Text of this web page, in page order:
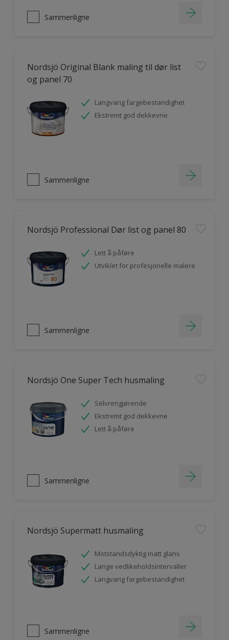
Sammenligne
Nordsjö Original Blank maling til dør list
og panel 70
Langvarig fargebestandighet
Ekstremt god dekkevne
Sammenligne
Nordsjö Professional Dør list og panel 80
Lett å påføre
Utviklet for profesjonelle malere
Sammenligne
Nordsjö One Super Tech husmaling
Selvrengjørende
Ekstremt god dekkevne
Lett å påføre
Sammenligne
Nordsjö Supermatt husmaling
Motstandsdyktig matt glans
Lange vedlikeholdsintervaller
Langvarig fargebestandighet
Sammenligne